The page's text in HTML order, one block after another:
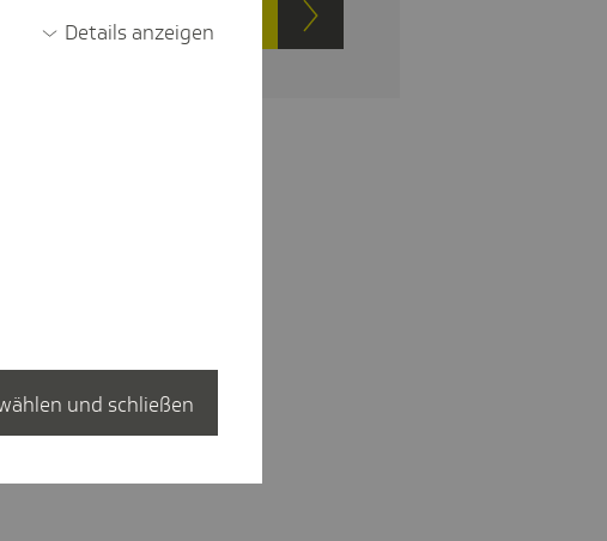
Details anzeigen
und schließen